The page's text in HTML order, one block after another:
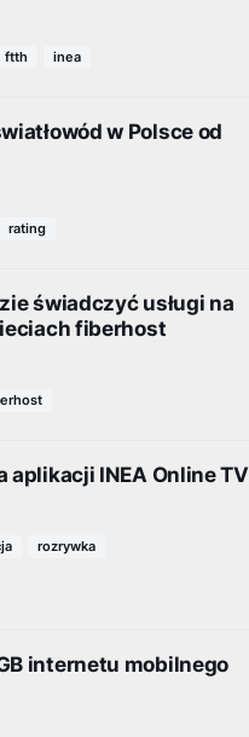
ftth inea
w Polsce od
rating
świadczyć usługi na
fiberhost
aplikacji INEA Online TV
rozrywka
internetu mobilnego